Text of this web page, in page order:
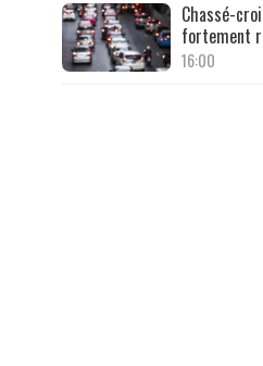
Chassé-
fortement
16:00